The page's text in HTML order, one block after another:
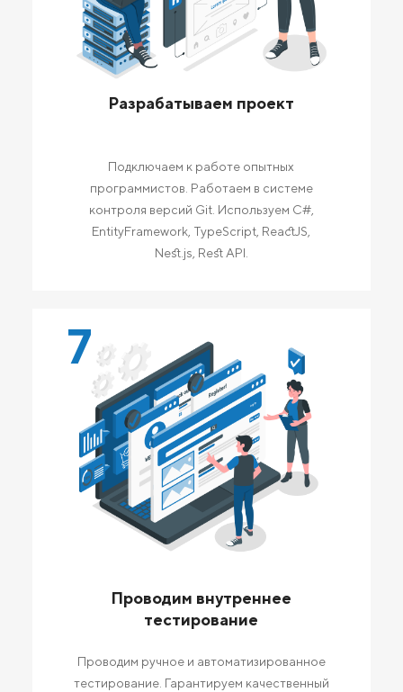
Разрабатываем проект
Подключаем к работе опытных
программистов. Работаем в системе
контроля версий Git. Используем C#,
EntityFramework, TypeScript, ReactJS,
Nest.js, Rest API.
7
Проводим внутреннее
тестирование
Проводим ручное и автоматизированное
тестирование. Гарантируем качественный